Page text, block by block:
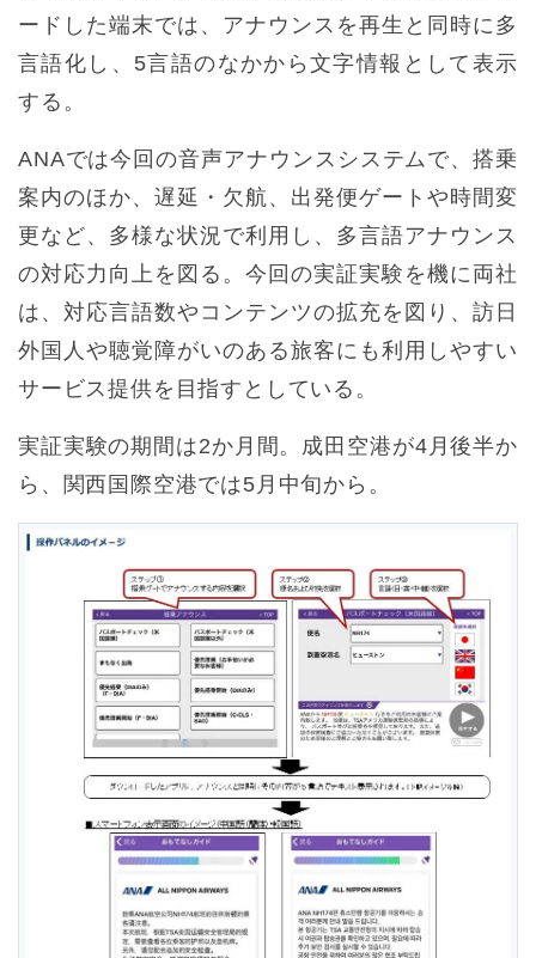
ードした端末では、アナウンスを再生と同時に多
言語化し、5言語のなかから文字情報として表示
する。
ANAでは今回の音声アナウンスシステムで、搭乗
案内のほか、遅延・欠航、出発便ゲートや時間変
更など、多様な状況で利用し、多言語アナウンス
の対応力向上を図る。今回の実証実験を機に両社
は、対応言語数やコンテンツの拡充を図り、訪日
外国人や聴覚障がいのある旅客にも利用しやすい
サービス提供を目指すとしている。
実証実験の期間は2か月間。成田空港が4月後半か
ら、関西国際空港では5月中旬から。